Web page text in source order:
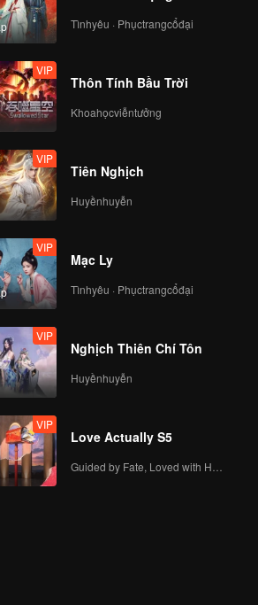
Tìnhyêu · Phụctrangcổđại
VIP
Thôn Tính Bầu Trời
Khoahọcviễntưởng
VIP
Tiên Nghịch
Huyềnhuyễn
VIP
Mạc Ly
Tìnhyêu · Phụctrangcổđại
VIP
Nghịch Thiên Chí Tôn
Huyềnhuyễn
VIP
Love Actually S5